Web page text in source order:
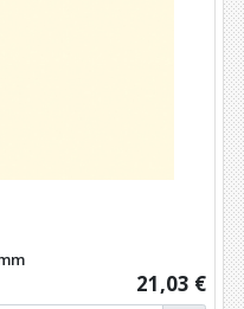
21,03 €